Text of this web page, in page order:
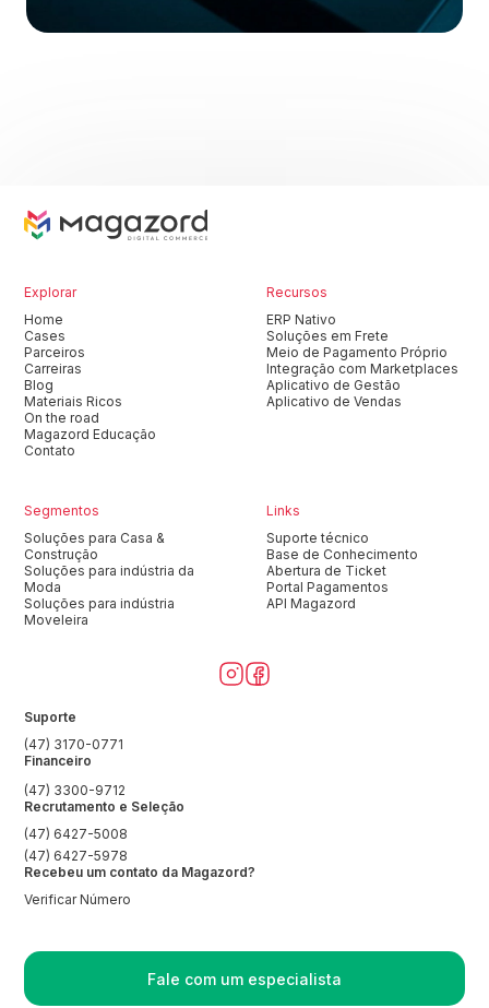
Explorar
Home
Cases
Parceiros
Carreiras
Blog
Materiais Ricos
On the road
Magazord Educação
Contato
Recursos
ERP Nativo
Soluções em Frete
Meio de Pagamento Próprio
Integração com Marketplaces
Aplicativo de Gestão
Aplicativo de Vendas
Segmentos
Soluções para Casa &
Construção
Soluções para indústria da
Moda
Soluções para indústria
Moveleira
Links
Suporte técnico
Base de Conhecimento
Abertura de Ticket
Portal Pagamentos
API Magazord
Suporte
(47) 3170-0771
Financeiro
(47) 3300-9712
Recrutamento e Seleção
(47) 6427-5008
(47) 6427-5978
Recebeu um contato da Magazord?
Verificar Número
Fale com um especialista